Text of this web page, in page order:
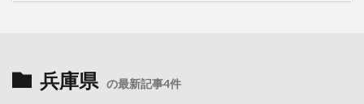
兵庫県 の最新記事4件